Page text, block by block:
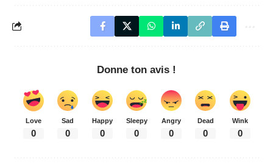
Donne ton avis !
Love
0
Sad
0
Happy
0
Sleepy
0
Angry
0
Dead
0
Wink
0